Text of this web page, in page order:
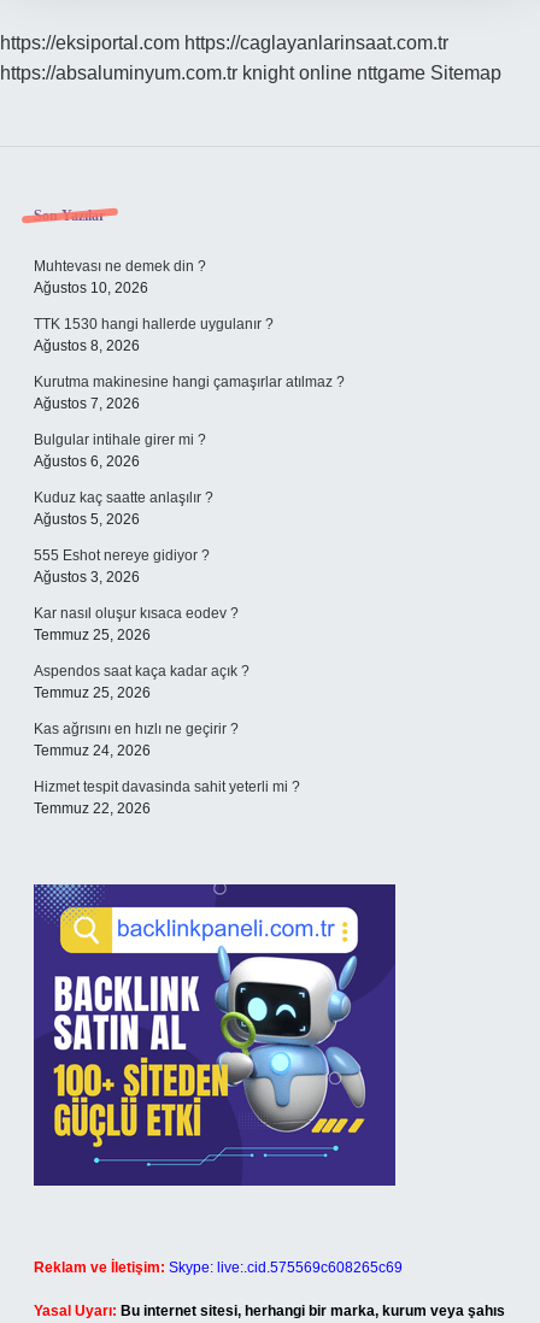
https://eksiportal.com https://caglayanlarinsaat.com.tr
https://absaluminyum.com.tr knight online nttgame Sitemap
Sidebar
Son Yazılar
Muhtevası ne demek din ?
Ağustos 10, 2026
TTK 1530 hangi hallerde uygulanır ?
Ağustos 8, 2026
Kurutma makinesine hangi çamaşırlar atılmaz ?
Ağustos 7, 2026
Bulgular intihale girer mi ?
Ağustos 6, 2026
Kuduz kaç saatte anlaşılır ?
Ağustos 5, 2026
555 Eshot nereye gidiyor ?
Ağustos 3, 2026
Kar nasıl oluşur kısaca eodev ?
Temmuz 25, 2026
Aspendos saat kaça kadar açık ?
Temmuz 25, 2026
Kas ağrısını en hızlı ne geçirir ?
Temmuz 24, 2026
Hizmet tespit davasinda sahit yeterli mi ?
Temmuz 22, 2026
Reklam ve İletişim: Skype: live:.cid.575569c608265c69
Yasal Uyarı: Bu internet sitesi, herhangi bir marka, kurum veya şahıs